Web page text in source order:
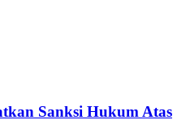
Sanksi Hukum Atas